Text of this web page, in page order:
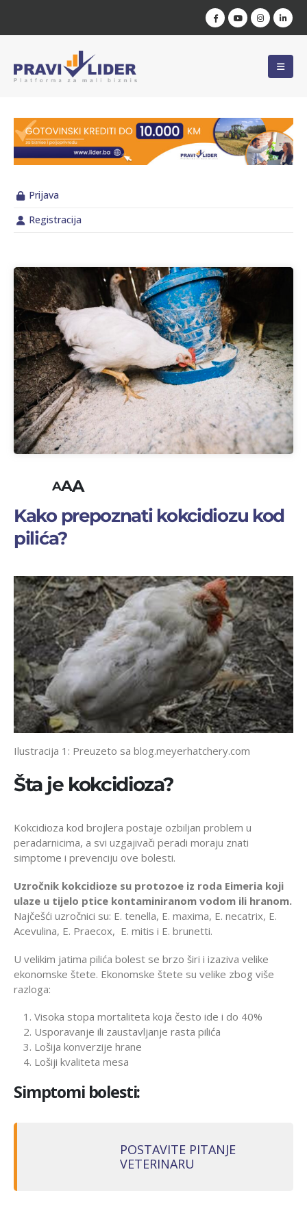
Prijava
Registracija
AAA
Kako prepoznati kokcidiozu kod
pilića?
Ilustracija 1: Preuzeto sa blog.meyerhatchery.com
Šta je kokcidioza?
Kokcidioza kod brojlera postaje ozbiljan problem u
peradarnicima, a svi uzgajivači peradi moraju znati
simptome i prevenciju ove bolesti.
Uzročnik kokcidioze su protozoe iz roda Eimeria koji
ulaze u tijelo ptice kontaminiranom vodom ili hranom.
Najčešći uzročnici su: E. tenella, E. maxima, E. necatrix, E.
Acevulina, E. Praecox, E. mitis i E. brunetti.
U velikim jatima pilića bolest se brzo širi i izaziva velike
ekonomske štete. Ekonomske štete su velike zbog više
razloga:
Visoka stopa mortaliteta koja često ide i do 40%
Usporavanje ili zaustavljanje rasta pilića
Lošija konverzije hrane
Lošiji kvaliteta mesa
Simptomi bolesti:
POSTAVITE PITANJE
VETERINARU